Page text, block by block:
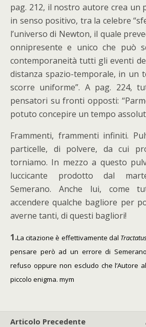
pag. 212, il nostro autore crea un
in senso positivo, tra la celebre
l’universo di Newton, il quale
onnipresente e unico che può
contemporaneità tutti gli eventi
distanza spazio-temporale, in un
scorre uniforme”. A pag. 224,
pensatori su fronti opposti:
potuto concepire un tempo
Frammenti, frammenti infiniti.
particelle, di polvere, da cui
torniamo. In mezzo a questo
luccicante prodotto dal
Semerano. Anche lui, come
accendere qualche bagliore per
averne tanti, di questi bagliori!
1.La citazione è effettivamente dal
pensare però ad un errore di
refuso oppure non escludo che l’Autore
piccolo enigma. mym
Articolo Precedente